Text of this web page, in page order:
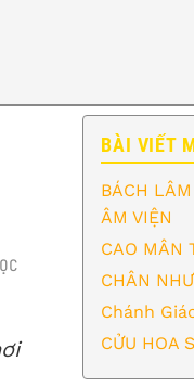
BÀI VIẾT
BÁCH
ÂM VIỆN
CAO MÂN
CHÂN
Chánh
CỬU HOA